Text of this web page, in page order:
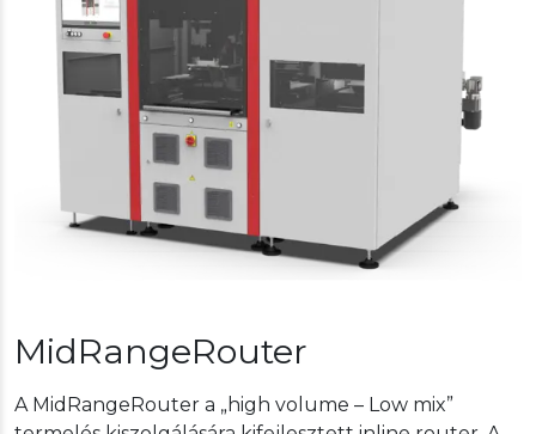
MidRangeRouter
A MidRangeRouter a „high volume – Low mix”